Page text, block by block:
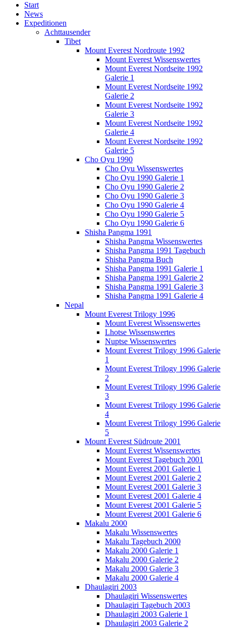
Start
News
Expeditionen
Achttausender
Tibet
Mount Everest Nordroute 1992
Mount Everest Wissenswertes
Mount Everest Nordseite 1992
Galerie 1
Mount Everest Nordseite 1992
Galerie 2
Mount Everest Nordseite 1992
Galerie 3
Mount Everest Nordseite 1992
Galerie 4
Mount Everest Nordseite 1992
Galerie 5
Cho Oyu 1990
Cho Oyu Wissenswertes
Cho Oyu 1990 Galerie 1
Cho Oyu 1990 Galerie 2
Cho Oyu 1990 Galerie 3
Cho Oyu 1990 Galerie 4
Cho Oyu 1990 Galerie 5
Cho Oyu 1990 Galerie 6
Shisha Pangma 1991
Shisha Pangma Wissenswertes
Shisha Pangma 1991 Tagebuch
Shisha Pangma Buch
Shisha Pangma 1991 Galerie 1
Shisha Pangma 1991 Galerie 2
Shisha Pangma 1991 Galerie 3
Shisha Pangma 1991 Galerie 4
Nepal
Mount Everest Trilogy 1996
Mount Everest Wissenswertes
Lhotse Wissenswertes
Nuptse Wissenswertes
Mount Everest Trilogy 1996 Galerie
1
Mount Everest Trilogy 1996 Galerie
2
Mount Everest Trilogy 1996 Galerie
3
Mount Everest Trilogy 1996 Galerie
4
Mount Everest Trilogy 1996 Galerie
5
Mount Everest Südroute 2001
Mount Everest Wissenswertes
Mount Everest Tagebuch 2001
Mount Everest 2001 Galerie 1
Mount Everest 2001 Galerie 2
Mount Everest 2001 Galerie 3
Mount Everest 2001 Galerie 4
Mount Everest 2001 Galerie 5
Mount Everest 2001 Galerie 6
Makalu 2000
Makalu Wissenswertes
Makalu Tagebuch 2000
Makalu 2000 Galerie 1
Makalu 2000 Galerie 2
Makalu 2000 Galerie 3
Makalu 2000 Galerie 4
Dhaulagiri 2003
Dhaulagiri Wissenswertes
Dhaulagiri Tagebuch 2003
Dhaulagiri 2003 Galerie 1
Dhaulagiri 2003 Galerie 2